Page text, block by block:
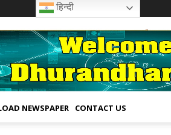
हिन्दी
NEWSPAPER CONTACT US